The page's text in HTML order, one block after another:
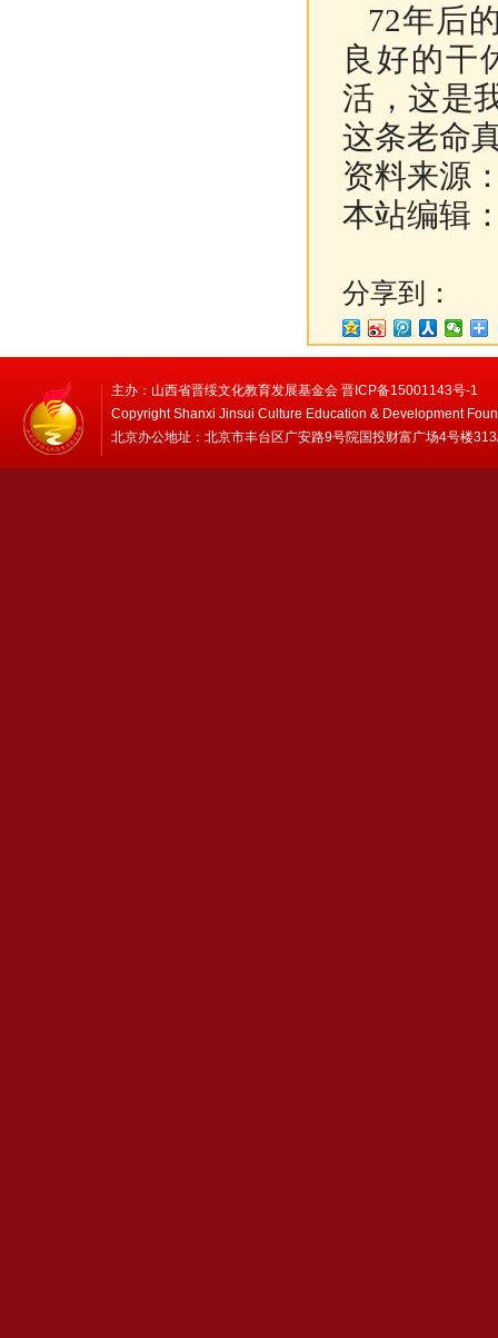
72年后
良好的干
活，这是
这条老命
资料来源
本站编辑
分享到：
主办：山西省晋绥文化教育发展基金会 晋ICP备15001143号-1
Copyright Shanxi Jinsui Culture Education & Development
北京办公地址：北京市丰台区广安路9号院国投财富广场4号楼